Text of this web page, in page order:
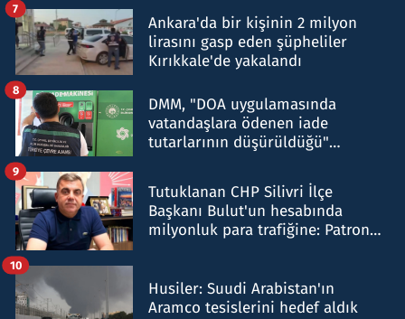
Ankara'da bir kişinin 2 milyon
lirasını gasp eden şüpheliler
Kırıkkale'de yakalandı
7
DMM, "DOA uygulamasında
vatandaşlara ödenen iade
tutarlarının düşürüldüğü"
8
Tutuklanan CHP Silivri İlçe
Başkanı Bulut'un hesabında
milyonluk para trafiğine: Patron
9
Husiler: Suudi Arabistan'ın
Aramco tesislerini hedef aldık
10